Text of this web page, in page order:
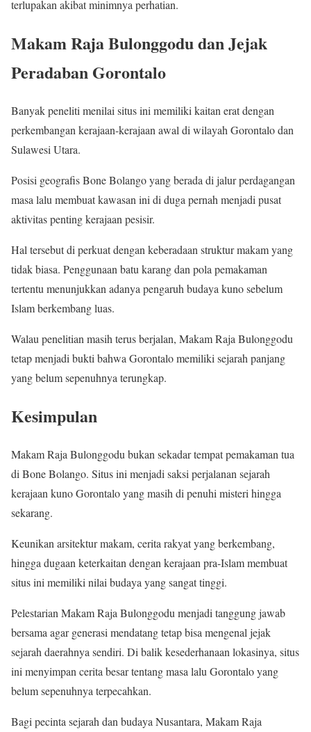
terlupakan akibat minimnya perhatian.
Makam Raja Bulonggodu dan Jejak
Peradaban Gorontalo
Banyak peneliti menilai situs ini memiliki kaitan erat dengan
perkembangan kerajaan-kerajaan awal di wilayah Gorontalo dan
Sulawesi Utara.
Posisi geografis Bone Bolango yang berada di jalur perdagangan
masa lalu membuat kawasan ini di duga pernah menjadi pusat
aktivitas penting kerajaan pesisir.
Hal tersebut di perkuat dengan keberadaan struktur makam yang
tidak biasa. Penggunaan batu karang dan pola pemakaman
tertentu menunjukkan adanya pengaruh budaya kuno sebelum
Islam berkembang luas.
Walau penelitian masih terus berjalan, Makam Raja Bulonggodu
tetap menjadi bukti bahwa Gorontalo memiliki sejarah panjang
yang belum sepenuhnya terungkap.
Kesimpulan
Makam Raja Bulonggodu bukan sekadar tempat pemakaman tua
di Bone Bolango. Situs ini menjadi saksi perjalanan sejarah
kerajaan kuno Gorontalo yang masih di penuhi misteri hingga
sekarang.
Keunikan arsitektur makam, cerita rakyat yang berkembang,
hingga dugaan keterkaitan dengan kerajaan pra-Islam membuat
situs ini memiliki nilai budaya yang sangat tinggi.
Pelestarian Makam Raja Bulonggodu menjadi tanggung jawab
bersama agar generasi mendatang tetap bisa mengenal jejak
sejarah daerahnya sendiri. Di balik kesederhanaan lokasinya, situs
ini menyimpan cerita besar tentang masa lalu Gorontalo yang
belum sepenuhnya terpecahkan.
Bagi pecinta sejarah dan budaya Nusantara, Makam Raja